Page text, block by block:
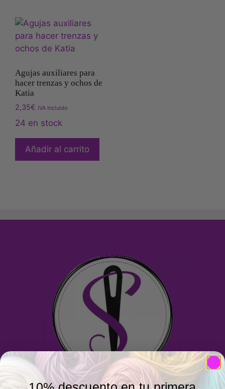
Agujas auxiliares para
hacer trenzas y ochos de
Katia
2,35€ IVA Incluído
24 en stock
Añadir al carrito